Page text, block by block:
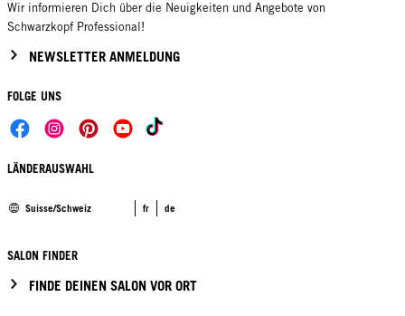
Wir informieren Dich über die Neuigkeiten und Angebote von
Schwarzkopf Professional!
NEWSLETTER ANMELDUNG
FOLGE UNS
LÄNDERAUSWAHL
Suisse/Schweiz fr de
SALON FINDER
FINDE DEINEN SALON VOR ORT